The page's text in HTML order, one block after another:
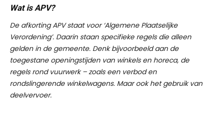
Wat is APV?
De afkorting APV staat voor ‘Algemene Plaatselijke
Verordening’. Daarin staan specifieke regels die alleen
gelden in de gemeente. Denk bijvoorbeeld aan de
toegestane openingstijden van winkels en horeca, de
regels rond vuurwerk – zoals een verbod en
rondslingerende winkelwagens. Maar ook het gebruik van
deelvervoer.